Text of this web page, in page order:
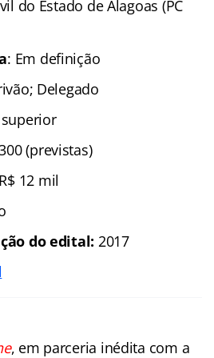
do Estado de Alagoas (PC
: Em definição
Delegado
(previstas)
12 mil
do edital: 2017
, em parceria inédita com a